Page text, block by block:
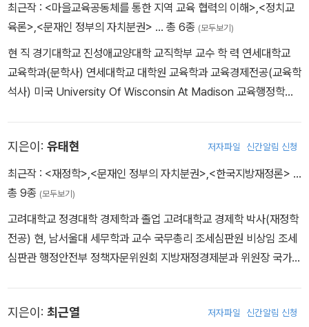
최근작 : <마을교육공동체를 통한 지역 교육 협력의 이해>,<정치교
육론>,<문재인 정부의 자치분권> … 총 6종 (모두보기)
현 직 경기대학교 진성애교양대학 교직학부 교수 학 력 연세대학교
교육학과(문학사) 연세대학교 대학원 교육학과 교육경제전공(교육학
석사) 미국 University Of Wisconsin At Madison 교육행정학과
진단 위원 주요 저서 교육법의 이해와 실제(공저, 교육과학사, 2022)
정치교육론(공저, 학지사, 2022) 교육재정학(공저, 학지사, 2014)
연구 분야 교육재정, 지방교육자치, 교육법, 교육정책 등
지은이: 유태현 저자파일 신간알림 신청
최근작 : <재정학>,<문재인 정부의 자치분권>,<한국지방재정론> …
총 9종 (모두보기)
고려대학교 정경대학 경제학과 졸업 고려대학교 경제학 박사(재정학
전공) 현, 남서울대 세무학과 교수 국무총리 조세심판원 비상임 조세
심판관 행정안전부 정책자문위원회 지방재정경제분과 위원장 국가보
지은이: 최근열 저자파일 신간알림 신청